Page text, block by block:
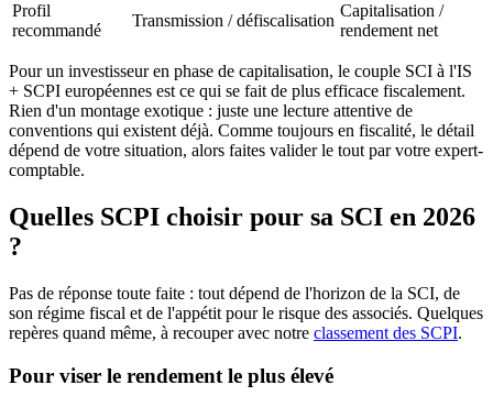
Profil
recommandé
Transmission / défiscalisation
Capitalisation /
rendement net
Pour un investisseur en phase de capitalisation, le couple SCI à l'IS
+ SCPI européennes est ce qui se fait de plus efficace fiscalement.
Rien d'un montage exotique : juste une lecture attentive de
conventions qui existent déjà. Comme toujours en fiscalité, le détail
dépend de votre situation, alors faites valider le tout par votre expert-
comptable.
Quelles SCPI choisir pour sa SCI en 2026
?
Pas de réponse toute faite : tout dépend de l'horizon de la SCI, de
son régime fiscal et de l'appétit pour le risque des associés. Quelques
repères quand même, à recouper avec notre classement des SCPI.
Pour viser le rendement le plus élevé